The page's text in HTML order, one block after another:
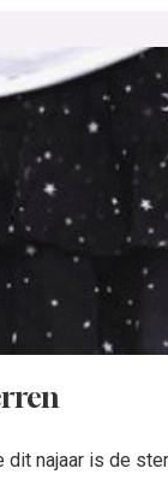
dit najaar is de